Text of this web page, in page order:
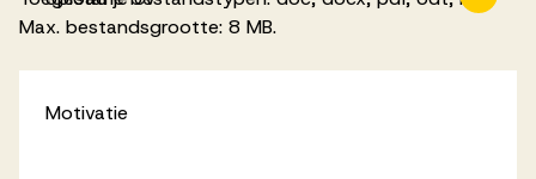
Max. bestandsgrootte: 8 MB.
Motivatie